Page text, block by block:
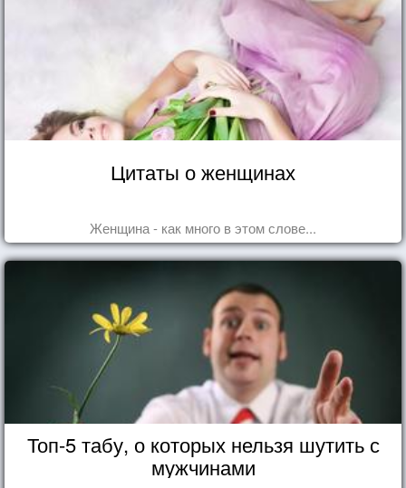
Цитаты о женщинах
Женщина - как много в этом слове...
Топ-5 табу, о которых нельзя шутить с
мужчинами